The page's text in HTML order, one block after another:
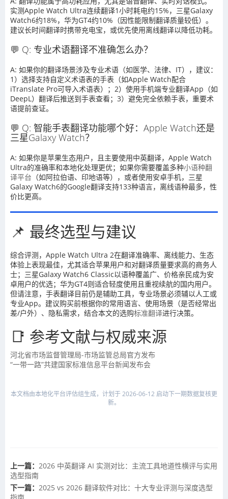
实测Apple Watch Ultra连续翻译1小时耗电约15%，三星Galaxy
Watch6约18%，华为GT4约10%（因性能限制翻译质量较低）。
建议长时间翻译时携带充电宝，或优先使用离线翻译以降低功耗。
💬 Q: 专业术语翻译不准确怎么办？
A: 如果你的翻译场景涉及专业术语（如医学、法律、IT），建议：
1）选择支持自定义术语表的手表（如Apple Watch配合
iTranslate Pro可导入术语表）；2）使用手机端专业翻译App（如
DeepL）翻译后推送到手表查看；3）避免完全依赖手表，重要术
语提前查证。
💬 Q: 智能手表翻译功能哪个好：Apple Watch还是
三星Galaxy Watch？
A: 如果你是苹果生态用户，且主要使用中英翻译，Apple Watch
Ultra的准确率和本地化处理更优；如果你需要覆盖多种小语种翻
译平台 （如阿拉伯语、印地语等），或者使用安卓手机，三星
Galaxy Watch6的Google翻译支持133种语言，离线语种最多，性
价比更高。
📌 最终选型与建议
综合评测，Apple Watch Ultra 2在翻译准确率、离线能力、生态
体验上表现最佳，尤其适合苹果用户和对翻译质量要求高的商务人
士；三星Galaxy Watch6 Classic以语种覆盖广、价格亲民成为安
卓用户的优选；华为GT4则适合轻度使用且重视续航的国内用户。
但请注意，手表翻译目前仍是辅助工具，专业场景必须辅以人工或
专业App。建议购买前根据你的常用语言、使用场景（是否经常出
差/户外）、隐私需求，结合本文的选购标准翻译进行决策。
📑 参考文献与权威来源
河北省市场监督管理局-市场监管总局官方发布
“一带一路”共建国家标准信息平台新闻发布会
本文档由本地化平台评估组生成，计划于 2026-06-12 启动下一期数据复核更
新。
上一篇： 2026 中英翻译 AI 实测对比：主流工具地道性横评与实用
选型指南
下一篇： 2025 vs 2026 翻译软件对比：十大专业评测与深度选型